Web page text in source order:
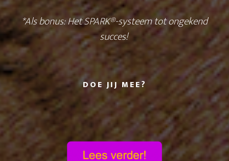
*Als bonus:Het SPARK®-systeem tot ongekend
succes!
DOE JIJ MEE?